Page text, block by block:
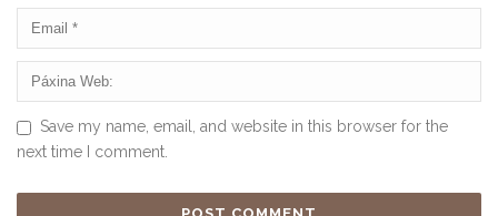
Save my name, email, and website in this browser for the
next time I comment.